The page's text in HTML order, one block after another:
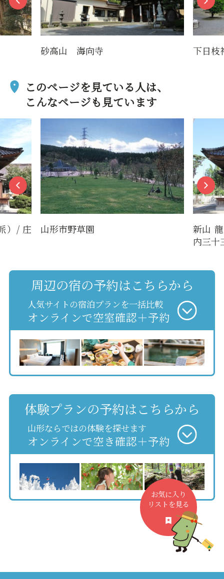
砂高山 海向寺 下日枝
このページを見ている人は、
こんなページも見ています
）/ 庄 山形市野草園
新山
内三十
周辺の宿の予約はこちらから
人気サイトの宿泊プランを一括比較
オンラインで空室確認＋予約
体験プランの予約はこちらから
山形ならではの体験を探せます
オンラインで空き確認＋予約
お気に入り
リストを見る